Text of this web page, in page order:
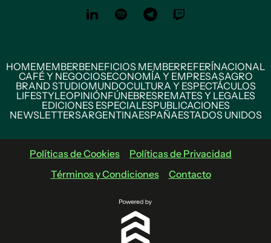
HOMEMEMBERBENEFICIOS MEMBERREFERÍNACIONAL
CAFÉ Y NEGOCIOSECONOMÍA Y EMPRESASAGRO
BRAND STUDIOMUNDOCULTURA Y ESPECTÁCULOS
LIFESTYLEOPINIÓNFÚNEBRESREMATES Y LEGALES
EDICIONES ESPECIALESPUBLICACIONES
NEWSLETTERSARGENTINAESPAÑAESTADOS UNIDOS
Políticas de Cookies
Políticas de Privacidad
Términos y Condiciones
Contacto